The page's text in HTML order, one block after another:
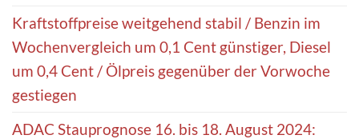
Kraftstoffpreise weitgehend stabil / Benzin im
Wochenvergleich um 0,1 Cent günstiger, Diesel
um 0,4 Cent / Ölpreis gegenüber der Vorwoche
gestiegen
ADAC Stauprognose 16. bis 18. August 2024: